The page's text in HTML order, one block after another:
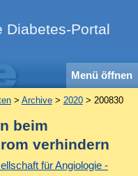
Diabetes-Portal
Menü öffnen
> Archive> 2020> 200830
beim
verhindern
für Angiologie -